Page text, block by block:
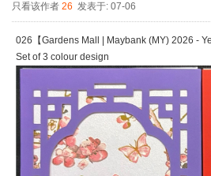
只看该作者 26 发表于: 07-06
026【Gardens Mall | Maybank (MY) 2026 -
Set of 3 colour design